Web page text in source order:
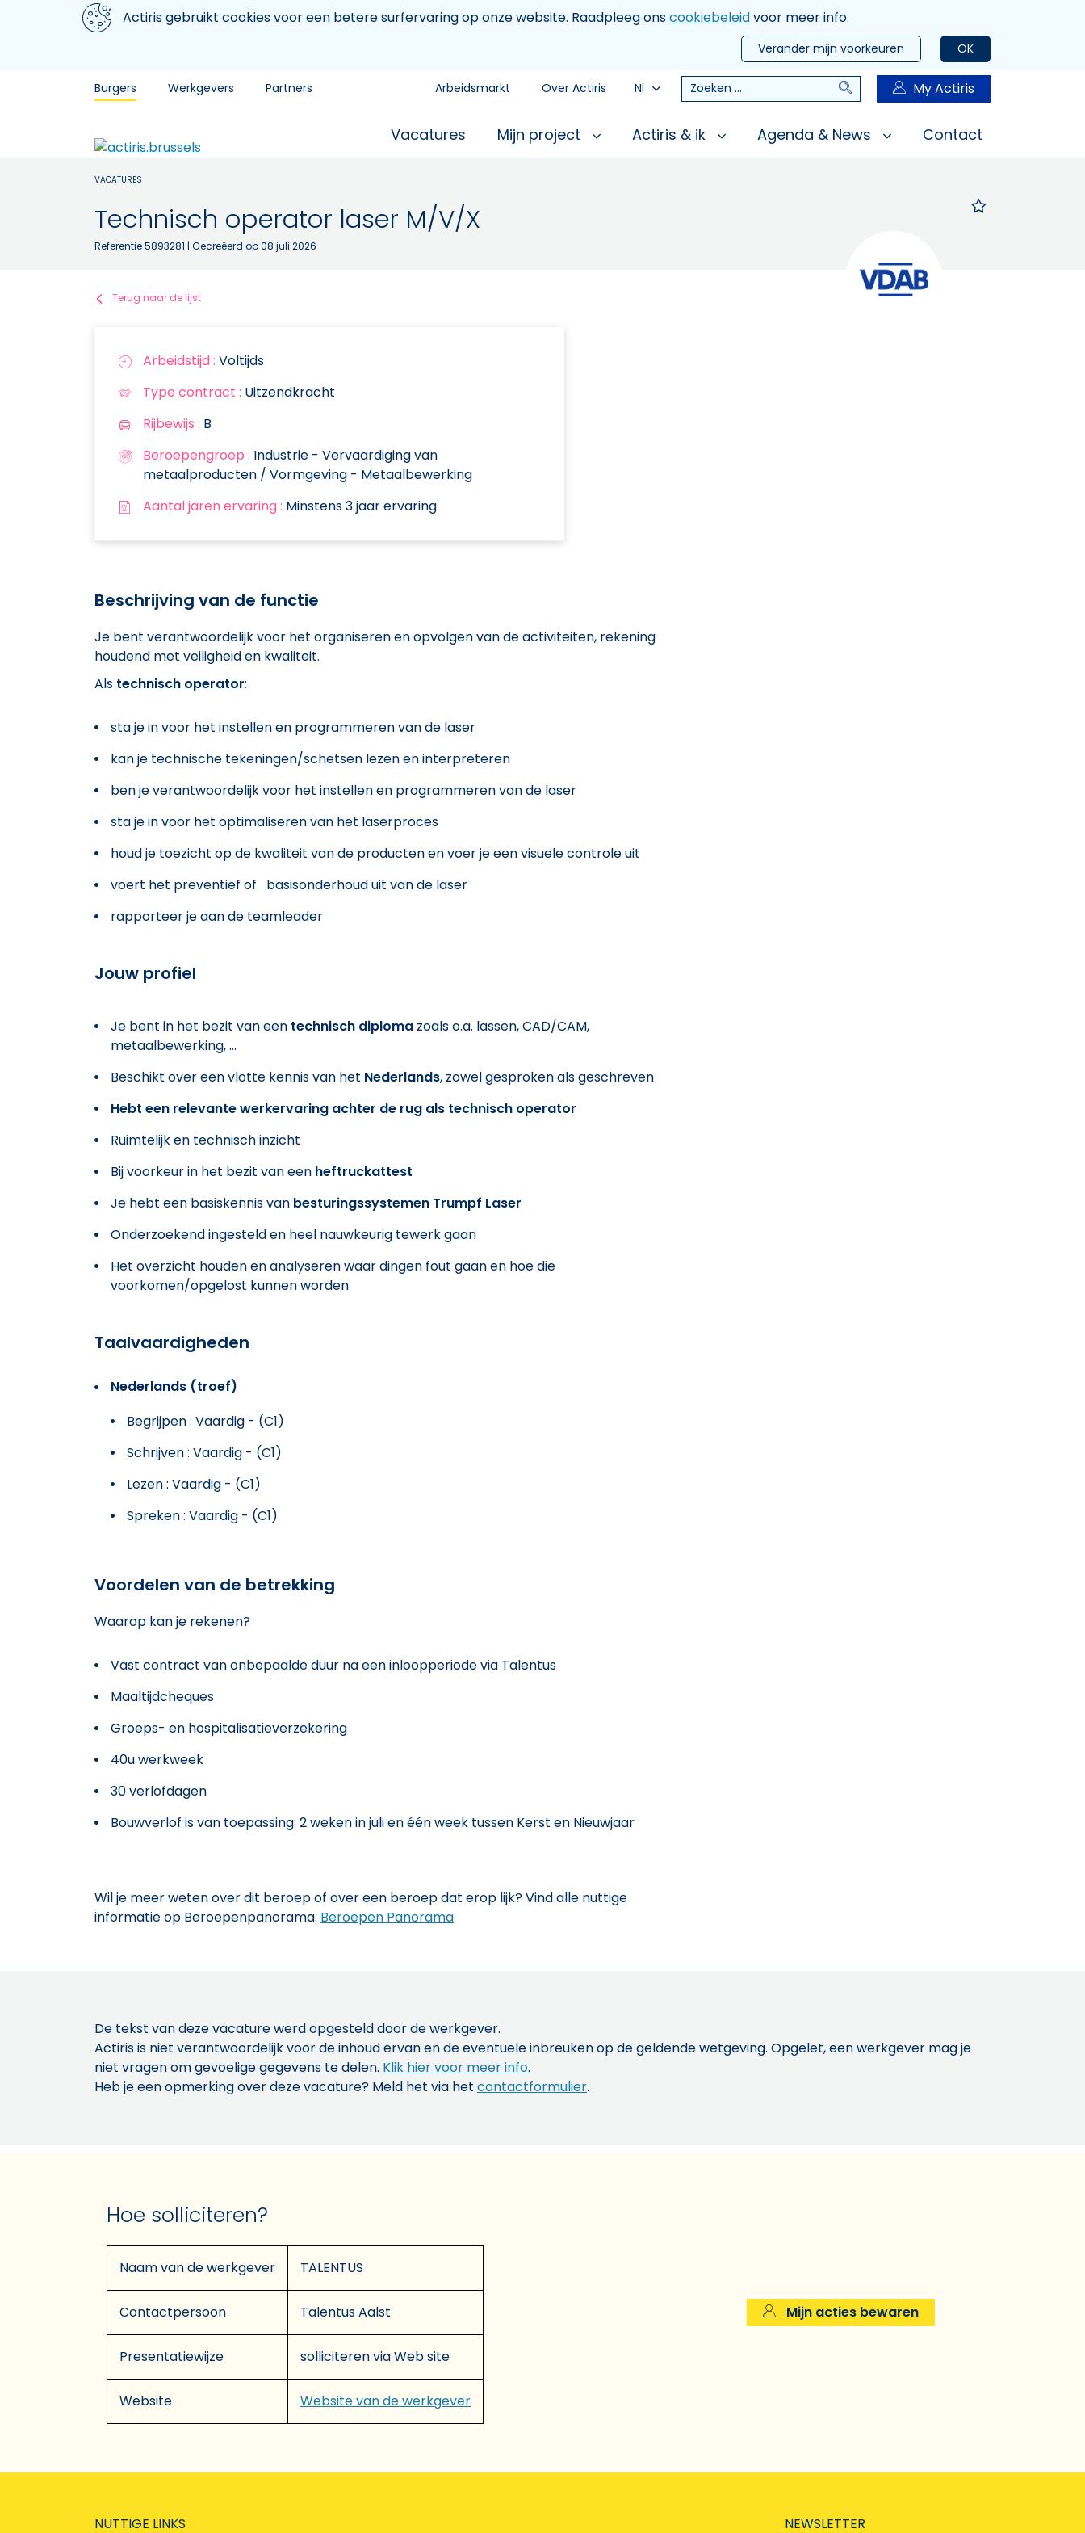
Aller au contenu principal
We gebruiken cookiesActiris gebruikt cookies voor een betere surfervaring op onze website. Raadpleeg onscookiebeleidvoor meer info.
OK
Verander mijn voorkeuren
Burgers Werkgevers Partners Arbeidsmarkt Over Actiris Nl Zoeken Zoeken My Actiris
Vacatures Mijn project Actiris & ik Agenda & News Contact
VACATURES
Technisch operator laser M/V/X
Referentie 5893281 | Gecreëerd op 08 juli 2026
Terug naar de lijst
Arbeidstijd : Voltijds
Type contract : Uitzendkracht
Rijbewijs : B
Beroepengroep : Industrie - Vervaardiging van
metaalproducten / Vormgeving - Metaalbewerking
Aantal jaren ervaring : Minstens 3 jaar ervaring
Beschrijving van de functie
Je bent verantwoordelijk voor het organiseren en opvolgen van de activiteiten, rekening
houdend met veiligheid en kwaliteit.
Als technisch operator:
sta je in voor het instellen en programmeren van de laser
kan je technische tekeningen/schetsen lezen en interpreteren
ben je verantwoordelijk voor het instellen en programmeren van de laser
sta je in voor het optimaliseren van het laserproces
houd je toezicht op de kwaliteit van de producten en voer je een visuele controle uit
voert het preventief of basisonderhoud uit van de laser
rapporteer je aan de teamleader
Jouw profiel
Je bent in het bezit van een technisch diploma zoals o.a. lassen, CAD/CAM,
metaalbewerking, ...
Beschikt over een vlotte kennis van het Nederlands, zowel gesproken als geschreven
Hebt een relevante werkervaring achter de rug als technisch operator
Ruimtelijk en technisch inzicht
Bij voorkeur in het bezit van een heftruckattest
Je hebt een basiskennis van besturingssystemen Trumpf Laser
Onderzoekend ingesteld en heel nauwkeurig tewerk gaan
Het overzicht houden en analyseren waar dingen fout gaan en hoe die
voorkomen/opgelost kunnen worden
Taalvaardigheden
Nederlands (troef)
Begrijpen : Vaardig - (C1)
Schrijven : Vaardig - (C1)
Lezen : Vaardig - (C1)
Spreken : Vaardig - (C1)
Voordelen van de betrekking
Waarop kan je rekenen?
Vast contract van onbepaalde duur na een inloopperiode via Talentus
Maaltijdcheques
Groeps- en hospitalisatieverzekering
40u werkweek
30 verlofdagen
Bouwverlof is van toepassing: 2 weken in juli en één week tussen Kerst en Nieuwjaar
Wil je meer weten over dit beroep of over een beroep dat erop lijk? Vind alle nuttige
informatie op Beroepenpanorama. Beroepen Panorama
De tekst van deze vacature werd opgesteld door de werkgever.
Actiris is niet verantwoordelijk voor de inhoud ervan en de eventuele inbreuken op de geldende wetgeving. Opgelet, een werkgever mag je
niet vragen om gevoelige gegevens te delen. Klik hier voor meer info.
Heb je een opmerking over deze vacature? Meld het via het contactformulier.
Hoe solliciteren?
Naam van de werkgever TALENTUS
Contactpersoon Talentus Aalst
Presentatiewijze solliciteren via Web site
Website Website van de werkgever
Mijn acties bewaren
NUTTIGE LINKS NEWSLETTER